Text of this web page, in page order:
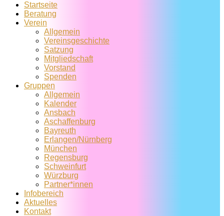
Startseite
Beratung
Verein
Allgemein
Vereins­geschichte
Satzung
Mitglied­schaft
Vorstand
Spenden
Gruppen
Allgemein
Kalender
Ansbach
Aschaffenburg
Bayreuth
Erlangen/Nürnberg
München
Regensburg
Schweinfurt
Würzburg
Partner*innen
Infobereich
Aktuelles
Kontakt